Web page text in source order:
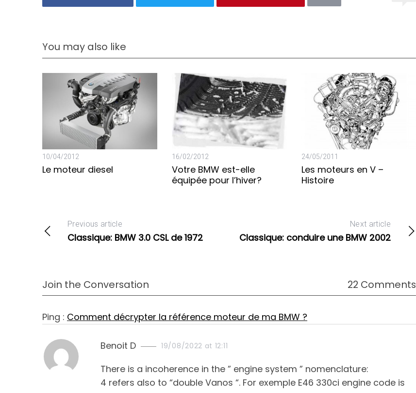
You may also like
10/04/2012
Le moteur diesel
16/02/2012
Votre BMW est-elle
équipée pour l’hiver?
24/05/2011
Les moteurs en V –
Histoire
Previous article
Classique: BMW 3.0 CSL de 1972
Next article
Classique: conduire une BMW 2002
Join the Conversation 22 Comments
Ping : Comment décrypter la référence moteur de ma BMW ?
s
y
s
Benoit D 19/08/2022 at 12:11
There is a incoherence in the ” engine system ” nomenclature:
4 refers also to “double Vanos “. For exemple E46 330ci engine code is